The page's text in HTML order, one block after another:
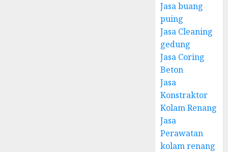
Jasa buang
puing
Jasa Cleaning
gedung
Jasa Coring
Beton
Jasa
Konstraktor
Kolam Renang
Jasa
Perawatan
kolam renang